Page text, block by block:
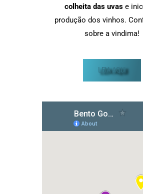
colheita das uvas e
produção dos vinhos.
sobre a vindima!
LEIA AQUI